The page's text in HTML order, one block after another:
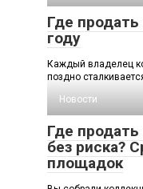
Где
году
Каждый владелец
поздно
Новости
Где
без риска?
площадок